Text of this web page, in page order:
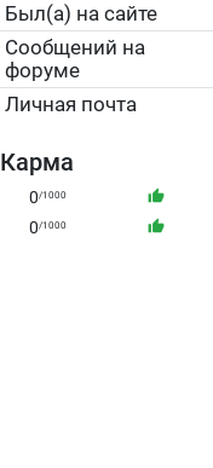
Был(а) на сайте
Сообщений на
форуме
Личная почта
Карма
0/1000 thumb_up
0/1000 thumb_up